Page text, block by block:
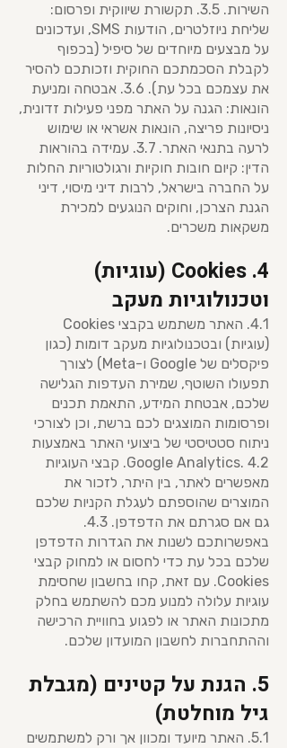
השירות. 3.5. תקשורת שיווקית ופרסום:
שליחת ניוזלטרים, הודעות SMS, ועדכונים
על מבצעים מיוחדים של סיפיל (בכפוף
לקבלת הסכמתכם החוקית וזכותכם להסיר
את עצמכם בכל עת). 3.6. אבטחה ומניעת
הונאות: הגנה על האתר מפני פעילות זדונית,
ניסיונות פריצה, הונאות אשראי או שימוש
לרעה בתנאי האתר. 3.7. עמידה בהוראות
הדין: קיום חובות חוקיות ורגולטוריות החלות
על החברה בישראל, לרבות דיני מיסוי, דיני
הגנת הצרכן, וחוקים הנוגעים למכירת
משקאות משכרים.
4. Cookies (עוגיות)
וטכנולוגיות מעקב
4.1. האתר משתמש בקבצי Cookies
(עוגיות) ובטכנולוגיות מעקב דומות (כגון
פיקסלים של Google ו-Meta) לצורך
תפעולו השוטף, שמירת העדפות הגלישה
שלכם, אבטחת המידע, התאמת תכנים
ופרסומות המוצגים לכם ברשת, וכן לצורכי
ניתוח סטטיסטי של ביצועי האתר באמצעות
Google Analytics. 4.2. קבצי העוגיות
מאפשרים לאתר, בין היתר, לזכור את
המוצרים שהוספתם לעגלת הקניות שלכם
גם אם סגרתם את הדפדפן. 4.3.
באפשרותכם לשנות את הגדרות הדפדפן
שלכם בכל עת כדי לחסום או למחוק קבצי
Cookies. עם זאת, קחו בחשבון שחסימת
עוגיות עלולה למנוע מכם להשתמש בחלק
מתכונות האתר או לפגוע בחוויית הרכישה
וההתחברות לחשבון המועדון שלכם.
5. הגנת על קטינים (מגבלת
גיל מוחלטת)
5.1. האתר מיועד ומכוון אך ורק למשתמשים